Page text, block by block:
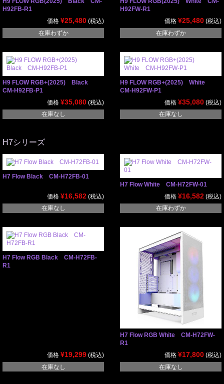
H92FB-R1
価格 ¥25,480 (税込)
在庫わずか
H92FW-R1
価格 ¥25,480 (税込)
在庫わずか
H9 FLOW RGB+(2025) Black
CM-H92FB-P1
価格 ¥35,080 (税込)
在庫なし
H9 FLOW RGB+(2025) White
CM-H92FW-P1
価格 ¥35,080 (税込)
在庫なし
H7シリーズ
H7 Flow Black CM-H72FB-01
価格 ¥16,582 (税込)
在庫なし
H7 Flow White CM-H72FW-01
価格 ¥16,582 (税込)
在庫わずか
H7 Flow RGB Black CM-H72FB-
R1
価格 ¥19,299 (税込)
在庫なし
H7 Flow RGB White CM-H72FW-
R1
価格 ¥17,800 (税込)
在庫なし